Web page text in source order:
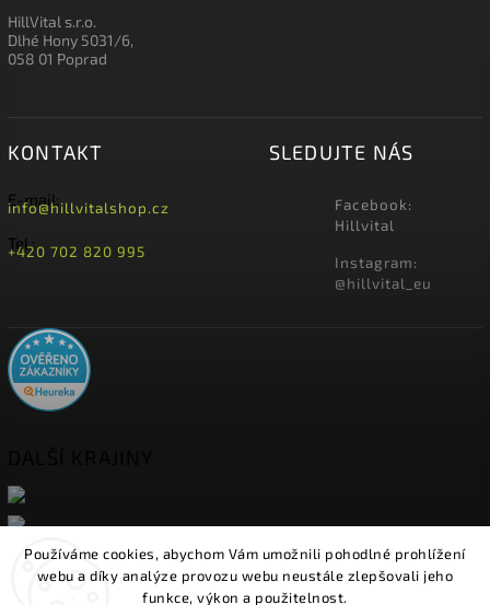
Používáme cookies, abychom Vám umožnili pohodlné prohlížení
webu a díky analýze provozu webu neustále zlepšovali jeho
funkce, výkon a použitelnost.
HillVital s.r.o.
Dlhé Hony 5031/6,
058 01 Poprad
SLEDUJTE NÁS
Facebook:
Hillvital
Instagram:
@hillvital_eu
KONTAKT
E-mail:
info@hillvitalshop.cz
Tel.:
+420 702 820 995